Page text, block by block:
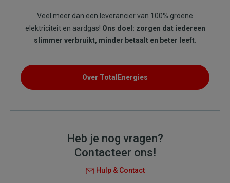
Veel meer dan een leverancier van 100% groene
elektriciteit en aardgas! Ons doel: zorgen dat iedereen
slimmer verbruikt, minder betaalt en beter leeft.
Over TotalEnergies
Heb je nog vragen?
Contacteer ons!
Hulp & Contact